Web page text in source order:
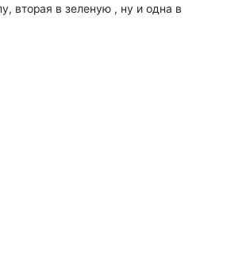
вторая в зеленую , ну и одна в